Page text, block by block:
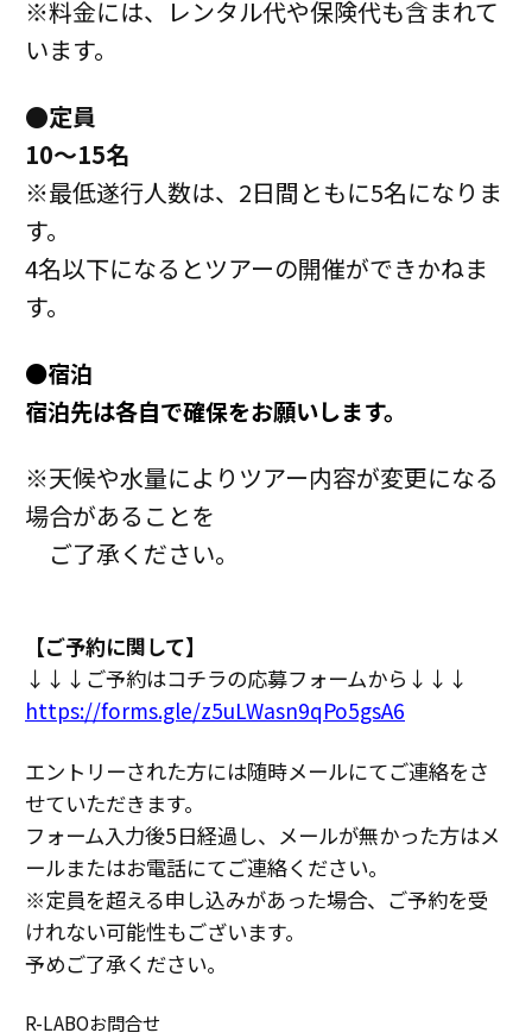
※料金には、レンタル代や保険代も含まれて
います。
●定員
10～15名
※最低遂行人数は、2日間ともに5名になりま
す。
4名以下になるとツアーの開催ができかねま
す。
●宿泊
宿泊先は各自で確保をお願いします。
※天候や水量によりツアー内容が変更になる
場合があることを
ご了承ください。
【ご予約に関して】
↓↓↓ご予約はコチラの応募フォームから↓↓↓
https://forms.gle/z5uLWasn9qPo5gsA6
エントリーされた方には随時メールにてご連絡をさ
せていただきます。
フォーム入力後5日経過し、メールが無かった方はメ
ールまたはお電話にてご連絡ください。
※定員を超える申し込みがあった場合、ご予約を受
けれない可能性もございます。
予めご了承ください。
R-LABOお問合せ